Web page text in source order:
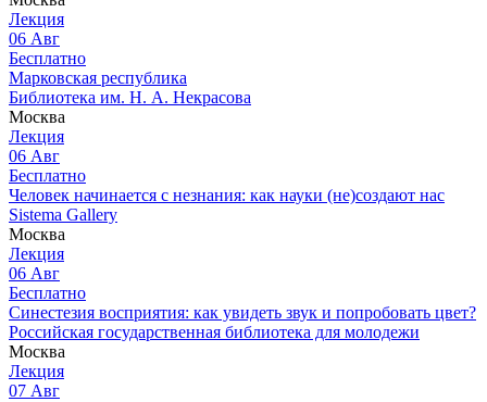
Лекция
06 Авг
Бесплатно
Марковская республика
Библиотека им. Н. А. Некрасова
Москва
Лекция
06 Авг
Бесплатно
Человек начинается с незнания: как науки (не)создают нас
Sistema Gallery
Москва
Лекция
06 Авг
Бесплатно
Синестезия восприятия: как увидеть звук и попробовать цвет?
Российская государственная библиотека для молодежи
Москва
Лекция
07 Авг